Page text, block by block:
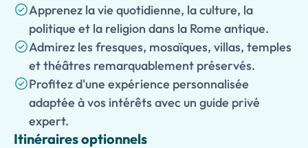
Apprenez la vie quotidienne, la culture, la
politique et la religion dans la Rome antique.
Admirez les fresques, mosaïques, villas, temples
et théâtres remarquablement préservés.
Profitez d'une expérience personnalisée
adaptée à vos intérêts avec un guide privé
expert.
Itinéraires optionnels